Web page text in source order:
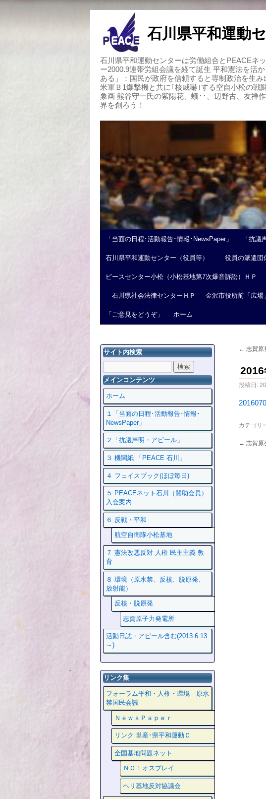
石川県平和運動
石川県平和運動センターは労働組合とPEACEネ
ー2000.9連帯労組会議を経て誕生 平和憲法を活
ある」：国民が政府を信頼すると専制政治を生
米軍Ｂ1爆撃機と共に｢核威嚇｣する空自小松の戦
象画 熊谷守一氏の紫陽花、蟻･･、辺野古、友禅
界を創ろう！
「当面の日程･活動報告･情報･NewsPaper」 「抗議
石川県平和運動センター（役員等） 役員の派遣団
ピースセンター小松（小松基地第7次爆音訴訟）ＨＰ
石川県社会法律センターＨＰ 金沢市役所前「広場
「ご意見をどうぞ」 ホーム
← 志賀原
2016
投稿日:
カテゴリ
← 志賀原
サイト内検索
メインコンテンツ
ホーム
１「当面の日程･活動報告･情報･
NewsPaper」
２「抗議声明・アピール」
３ 機関紙 「PEACE 石川」
４ フェイスプック(ほぼ毎日)
５ PEACEネット石川（賛助会員）
入会案内
６ 反戦・平和
航空自衛隊小松基地
７ 憲法改悪反対 人権 民主主義 教
育
８ 環境（原水禁、反核、脱原発、
放射能）
反核・脱原発
志賀原子力発電所
活動日誌・アピール含む(2013.6.13
～)
リンク集
フォーラム平和・人権・環境 原水
禁国民会議
ＮｅｗｓＰａｐｅｒ
リンク 単産･県平和運動Ｃ
全国基地問題ネット
ＮＯ！オスプレイ
ヘリ基地反対協議会